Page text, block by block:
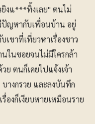
ยิงแ***ทิ้งเลย" ตนไม่
ปัญหากับเพื่อนบ้าน อยู่
เขาที่เที่ยวหาเรื่องชาว
ในซอยจนไม่มีใครกล้า
ย ตนก็เคยไปแจ้งเจ้า
างกรวย และลงบันทึก
องก็เงียบหายเหมือนราย